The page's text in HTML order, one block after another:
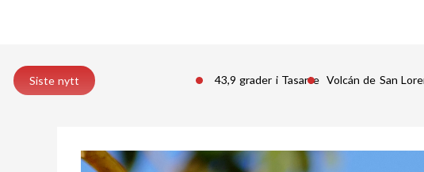
Siste nytt 43,9 grader i Tasarte Volcán de San